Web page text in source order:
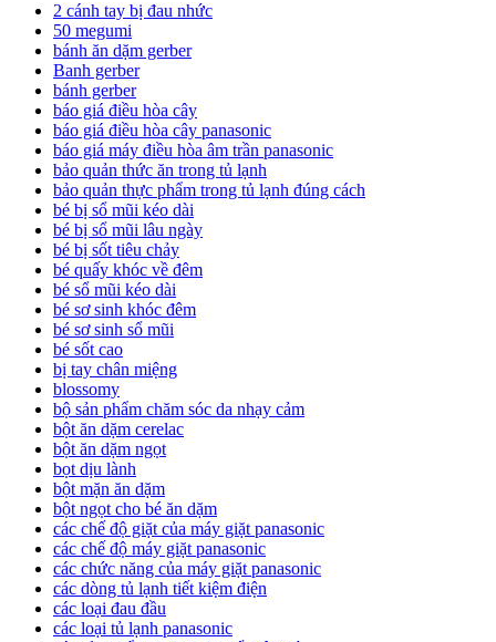
2 cánh tay bị đau nhức
50 megumi
bánh ăn dặm gerber
Banh gerber
bánh gerber
báo giá điều hòa cây
báo giá điều hòa cây panasonic
báo giá máy điều hòa âm trần panasonic
bảo quản thức ăn trong tủ lạnh
bảo quản thực phẩm trong tủ lạnh đúng cách
bé bị sổ mũi kéo dài
bé bị sổ mũi lâu ngày
bé bị sốt tiêu chảy
bé quấy khóc về đêm
bé sổ mũi kéo dài
bé sơ sinh khóc đêm
bé sơ sinh sổ mũi
bé sốt cao
bị tay chân miệng
blossomy
bộ sản phẩm chăm sóc da nhạy cảm
bột ăn dặm cerelac
bột ăn dặm ngọt
bọt dịu lành
bột mặn ăn dặm
bột ngọt cho bé ăn dặm
các chế độ giặt của máy giặt panasonic
các chế độ máy giặt panasonic
các chức năng của máy giặt panasonic
các dòng tủ lạnh tiết kiệm điện
các loại đau đầu
các loại tủ lạnh panasonic